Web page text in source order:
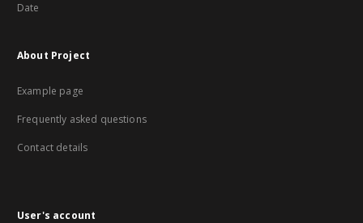
Date
About Project
Example page
Frequently asked questions
Contact details
User's account